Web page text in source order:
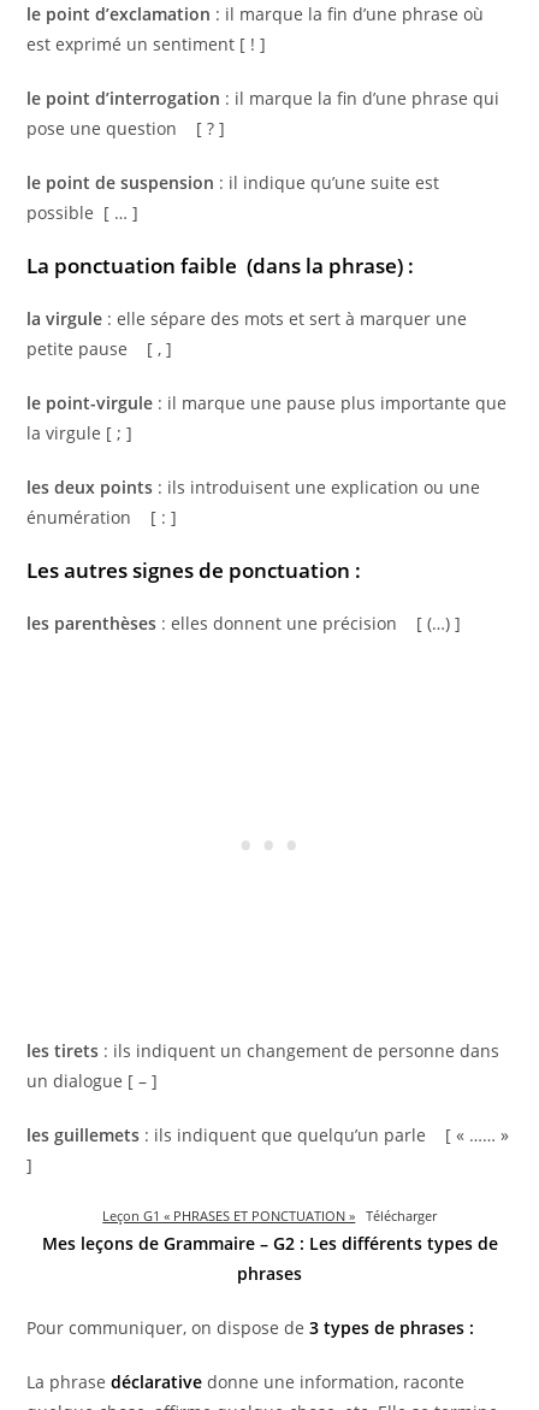
le point d’exclamation : il marque la fin d’une phrase où
est exprimé un sentiment [ ! ]
le point d’interrogation : il marque la fin d’une phrase qui
pose une question [ ? ]
le point de suspension : il indique qu’une suite est
possible [ … ]
La ponctuation faible (dans la phrase) :
la virgule : elle sépare des mots et sert à marquer une
petite pause [ , ]
le point-virgule : il marque une pause plus importante que
la virgule [ ; ]
les deux points : ils introduisent une explication ou une
énumération [ : ]
Les autres signes de ponctuation :
les parenthèses : elles donnent une précision [ (…) ]
les tirets : ils indiquent un changement de personne dans
un dialogue [ – ]
les guillemets : ils indiquent que quelqu’un parle [ « …… »
]
Leçon G1 « PHRASES ET PONCTUATION » Télécharger
Mes leçons de Grammaire – G2 : Les différents types de
phrases
Pour communiquer, on dispose de3 types de phrases :
La phrasedéclarative donne une information, raconte